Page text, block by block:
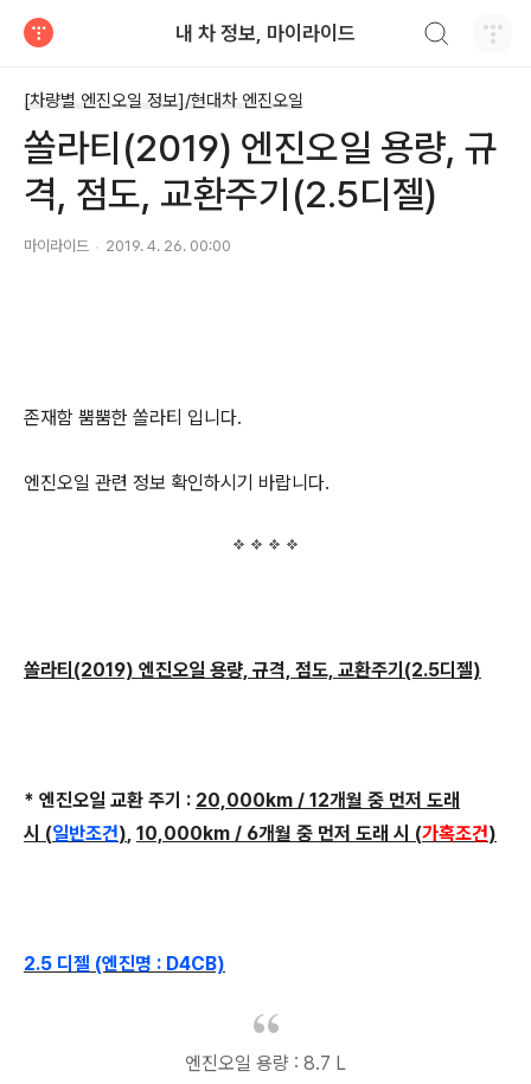
내 차 정보, 마이라이드
[차량별 엔진오일 정보]/현대차 엔진오일
쏠라티(2019) 엔진오일 용량, 규
격, 점도, 교환주기(2.5디젤)
마이라이드 2019. 4. 26. 00:00
존재함 뿜뿜한 쏠라티 입니다.
엔진오일 관련 정보 확인하시기 바랍니다.
쏠라티(2019) 엔진오일 용량, 규격, 점도, 교환주기(2.5디젤)
* 엔진오일 교환 주기 : 20,000km / 12개월 중 먼저 도래
시 (일반조건), 10,000km / 6개월 중 먼저 도래 시 (가혹조건)
2.5 디젤 (엔진명 : D4CB)
엔진오일 용량 : 8.7 L